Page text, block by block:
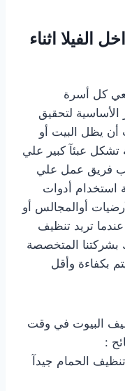
اثناء
كل أسرة
الأساسية لتحقيق
يظل البيت أو
تشكل عبئآ كبير علي
فريق عمل علي
استخدام أدوات
أوالمجالس أو
تريد تنظيف
المتخصصة
بكفاءة وأقل
البيوت في وقت
:
الحمام جيدآ